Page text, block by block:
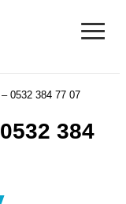
≡
0532 384 77 07
384